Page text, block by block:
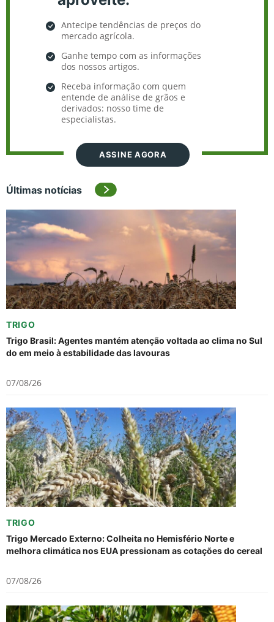
Antecipe tendências de preços do
mercado agrícola.
Ganhe tempo com as informações
dos nossos artigos.
Receba informação com quem
entende de análise de grãos e
derivados: nosso time de
especialistas.
ASSINE AGORA
Últimas notícias
TRIGO
Trigo Brasil: Agentes mantém atenção voltada ao clima no Sul
do em meio à estabilidade das lavouras
07/08/26
TRIGO
Trigo Mercado Externo: Colheita no Hemisfério Norte e
melhora climática nos EUA pressionam as cotações do cereal
07/08/26